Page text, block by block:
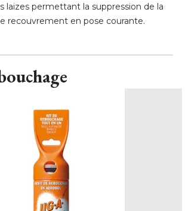
laizes permettant la suppression de la
recouvrement en pose courante.